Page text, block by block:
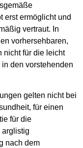
erst ermöglicht und
vertraut. In
vorhersehbaren,
nicht für die leicht
den vorstehenden
gelten nicht bei
für einen
für die
arglistig
nach dem